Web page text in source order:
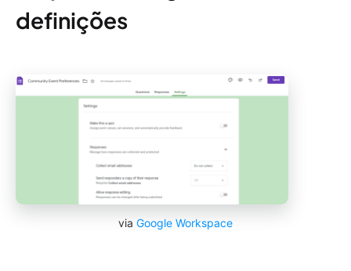
definições
via Google Workspace